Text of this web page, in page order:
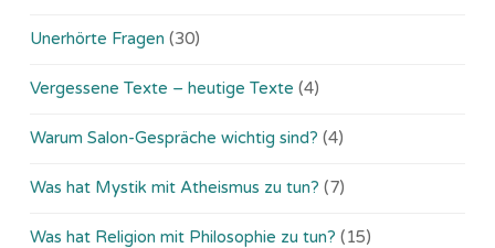
Unerhörte Fragen (30)
Vergessene Texte – heutige Texte (4)
Warum Salon-Gespräche wichtig sind? (4)
Was hat Mystik mit Atheismus zu tun? (7)
Was hat Religion mit Philosophie zu tun? (15)